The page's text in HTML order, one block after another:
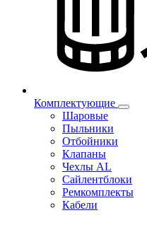
Комплектующие
Шаровые
Пыльники
Отбойники
Клапаны
Чехлы AL
Сайлентблоки
Ремкомплекты
Кабели